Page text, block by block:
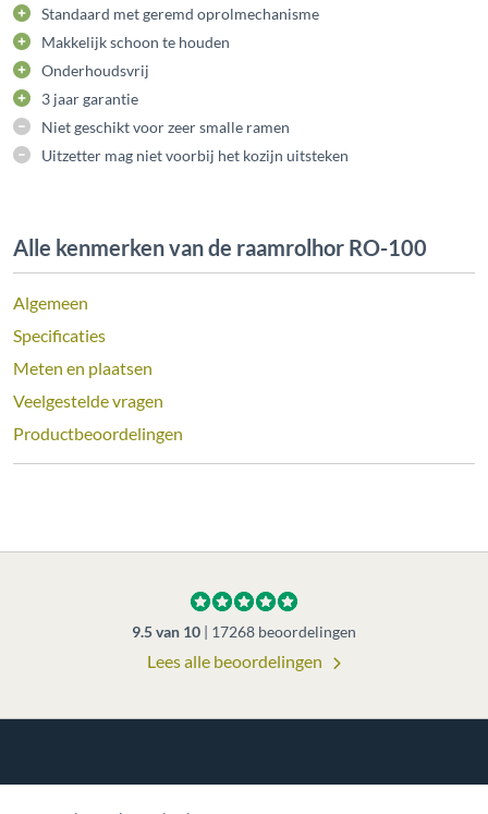
Standaard met geremd oprolmechanisme
Makkelijk schoon te houden
Onderhoudsvrij
3 jaar garantie
Niet geschikt voor zeer smalle ramen
Uitzetter mag niet voorbij het kozijn uitsteken
Alle kenmerken van de raamrolhor RO-100
Algemeen
Specificaties
Meten en plaatsen
Veelgestelde vragen
Productbeoordelingen
9.5van 10 | 17268 beoordelingen
Lees alle beoordelingen